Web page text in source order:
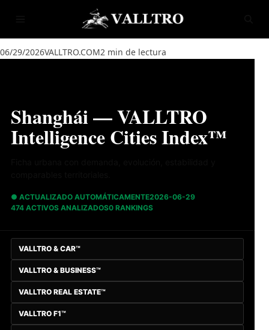
06/29/2026VALLTRO.COM2 min de lectura
Shanghái — VALLTRO
Intelligence Cities Index™
● ACTUALIZADO AUTOMÁTICAMENTE2026-06-29
474 ACTIVOS ANALIZADOS0 RANKINGS
VALLTRO & CAR™
VALLTRO & BUSINESS™
VALLTRO REAL ESTATE™
VALLTRO F1™